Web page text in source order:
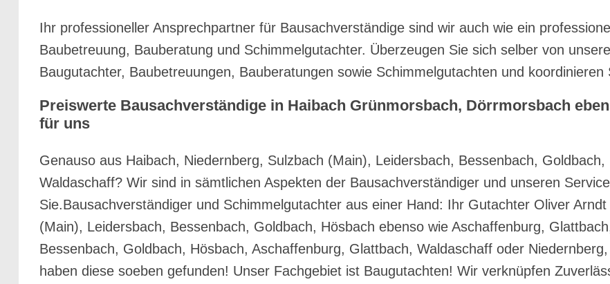
Ihr professioneller Ansprechpartner für Bausachverständige sind wir auch wie ein
Baubetreuung, Bauberatung und Schimmelgutachter. Überzeugen Sie sich selber von
Baugutachter, Baubetreuungen, Bauberatungen sowie Schimmelgutachten und koordinieren
Preiswerte Bausachverständige in Haibach Grünmorsbach, Dörrmorsbach
für uns
Genauso aus Haibach, Niedernberg, Sulzbach (Main), Leidersbach, Bessenbach,
Waldaschaff? Wir sind in sämtlichen Aspekten der Bausachverständiger und unseren
Sie.Bausachverständiger und Schimmelgutachter aus einer Hand: Ihr Gutachter Oliver
(Main), Leidersbach, Bessenbach, Goldbach, Hösbach ebenso wie Aschaffenburg,
Bessenbach, Goldbach, Hösbach, Aschaffenburg, Glattbach, Waldaschaff oder
haben diese soeben gefunden! Unser Fachgebiet ist Baugutachten! Wir verknüpfen